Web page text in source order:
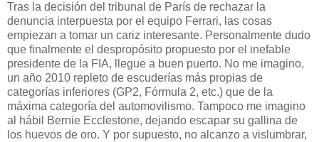
Tras la decisión del tribunal de París de rechazar la
denuncia interpuesta por el equipo Ferrari, las cosas
empiezan a tomar un cariz interesante. Personalmente dudo
que finalmente el despropósito propuesto por el inefable
presidente de la FIA, llegue a buen puerto. No me imagino,
un año 2010 repleto de escuderías más propias de
categorías inferiores (GP2, Fórmula 2, etc.) que de la
máxima categoría del automovilismo. Tampoco me imagino
al hábil Bernie Ecclestone, dejando escapar su gallina de
los huevos de oro. Y por supuesto, no alcanzo a vislumbrar,